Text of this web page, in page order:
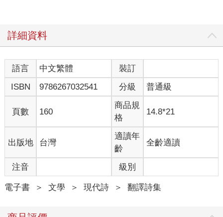
詳細資料
語言 中文繁體
裝訂
ISBN
9786267032541 分級 普通級
頁數 160
商品規
格
14.8*21
出版地 台灣
適讀年
齡
全齡適讀
注音 級別
電子書 ＞ 文學 ＞ 現代詩 ＞ 翻譯詩集